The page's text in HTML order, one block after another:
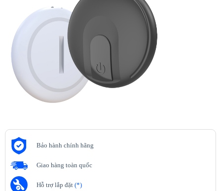
Bảo hành chính hãng
Giao hàng toàn quốc
Hỗ trợ lắp đặt (*)